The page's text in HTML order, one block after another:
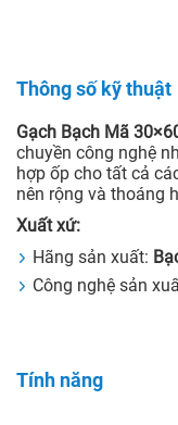
Thông số kỹ thuật
Gạch Bạch Mã
chuyền công nghệ
hợp ốp cho tất cả
nên rộng và thoáng
Xuất xứ:
Hãng sản xuất:
Công nghệ sản
Tính năng